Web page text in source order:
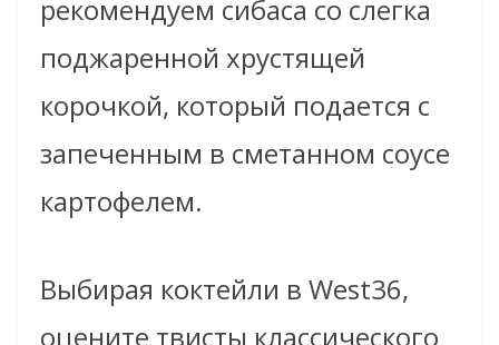
рекомендуем сибаса со слегка
поджаренной хрустящей
корочкой, который подается с
запеченным в сметанном соусе
картофелем.
Выбирая коктейли в West36,
оцените твисты классического